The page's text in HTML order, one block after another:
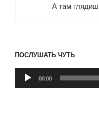
А там
ПОСЛУШАТЬ ЧУТЬ
Аудиоплеер
00:00